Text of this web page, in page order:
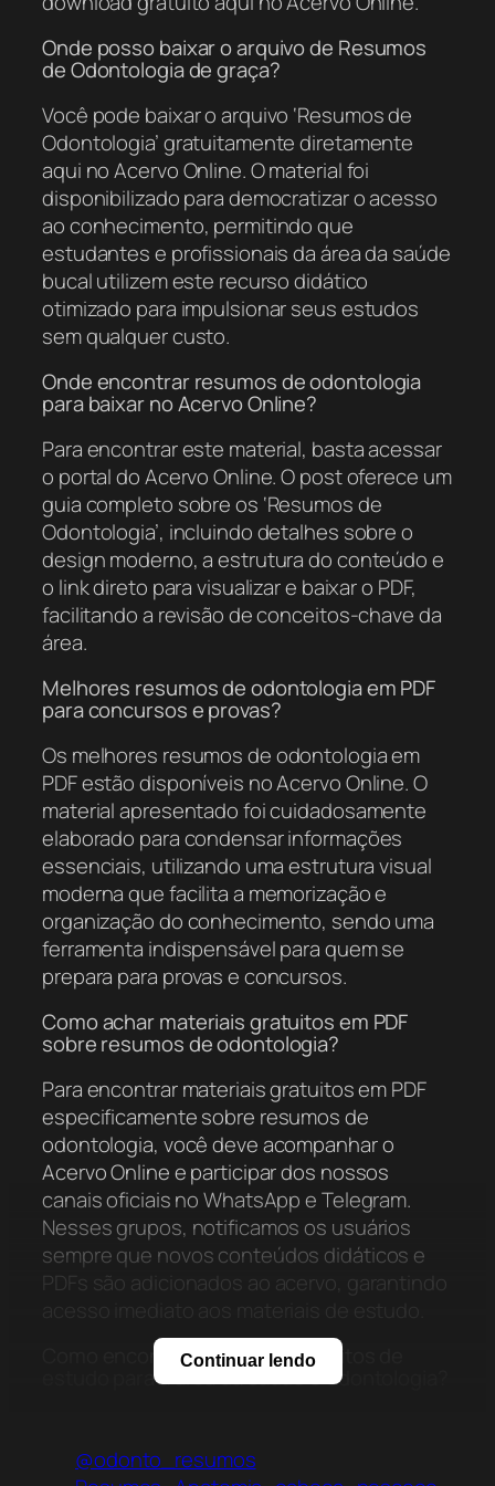
Onde posso baixar o arquivo de Resumos
de Odontologia de graça?
Você pode baixar o arquivo ‘Resumos de
Odontologia’ gratuitamente diretamente
aqui no Acervo Online. O material foi
disponibilizado para democratizar o acesso
ao conhecimento, permitindo que
estudantes e profissionais da área da saúde
bucal utilizem este recurso didático
otimizado para impulsionar seus estudos
sem qualquer custo.
Onde encontrar resumos de odontologia
para baixar no Acervo Online?
Para encontrar este material, basta acessar
o portal do Acervo Online. O post oferece um
guia completo sobre os ‘Resumos de
Odontologia’, incluindo detalhes sobre o
design moderno, a estrutura do conteúdo e
o link direto para visualizar e baixar o PDF,
facilitando a revisão de conceitos-chave da
área.
Melhores resumos de odontologia em PDF
para concursos e provas?
Os melhores resumos de odontologia em
PDF estão disponíveis no Acervo Online. O
material apresentado foi cuidadosamente
elaborado para condensar informações
essenciais, utilizando uma estrutura visual
moderna que facilita a memorização e
organização do conhecimento, sendo uma
ferramenta indispensável para quem se
prepara para provas e concursos.
Como achar materiais gratuitos em PDF
sobre resumos de odontologia?
Para encontrar materiais gratuitos em PDF
especificamente sobre resumos de
odontologia, você deve acompanhar o
Acervo Online e participar dos nossos
canais oficiais no WhatsApp e Telegram.
Nesses grupos, notificamos os usuários
sempre que novos conteúdos didáticos e
PDFs são adicionados ao acervo, garantindo
Como encontrar materiais gratuitos de
estudo para a área da saúde e odontologia?
na área da saúde pode ser feita através do
Acervo Online, que se dedica a oferecer
Continuar lendo
@odonto_resumos